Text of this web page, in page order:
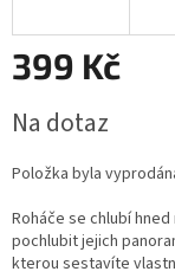
399 Kč
cena:
Na dotaz
Položka byla
Roháče se chlubí
pochlubit jejich
kterou sestavíte